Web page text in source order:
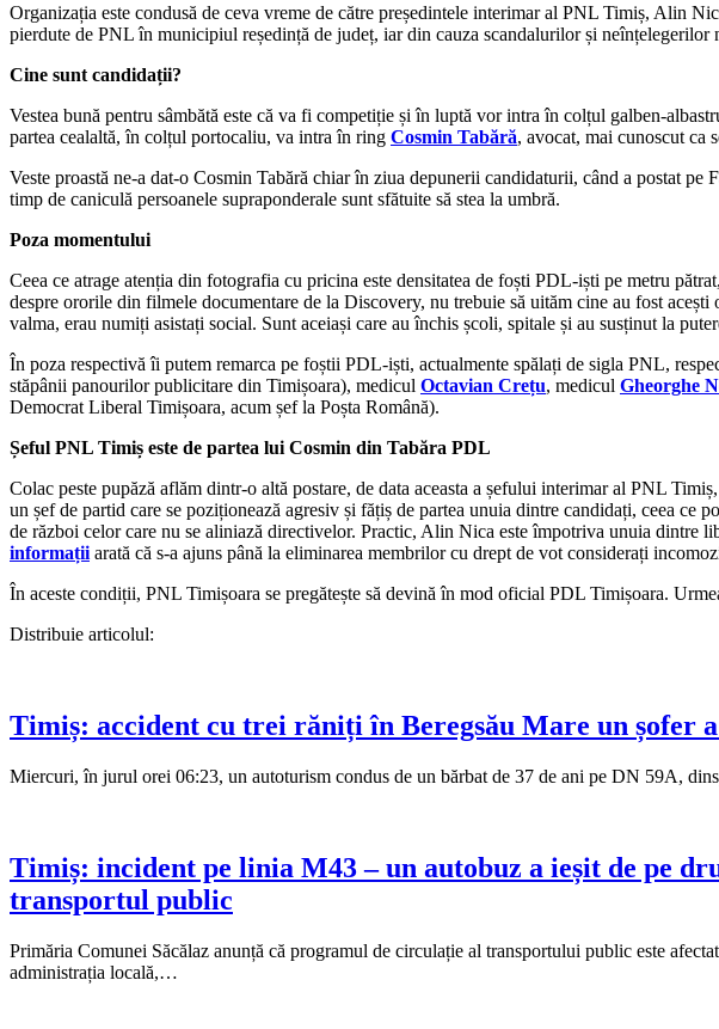
Organizația este condusă de ceva vreme de către președintele interimar al PNL Timiș, Alin
pierdute de PNL în municipiul reședință de județ, iar din cauza scandalurilor și
Cine sunt candidații?
Vestea bună pentru sâmbătă este că va fi competiție și în luptă vor intra în colțul galben-
partea cealaltă, în colțul portocaliu, va intra în ring Cosmin Tabără, avocat, mai cunoscut
Veste proastă ne-a dat-o Cosmin Tabără chiar în ziua depunerii candidaturii, când a postat
timp de caniculă persoanele supraponderale sunt sfătuite să stea la umbră.
Poza momentului
Ceea ce atrage atenția din fotografia cu pricina este densitatea de foști PDL-iști pe metru
despre ororile din filmele documentare de la Discovery, nu trebuie să uităm cine au fost
valma, erau numiți asistați social. Sunt aceiași care au închis școli, spitale și au susținut la
În poza respectivă îi putem remarca pe foștii PDL-iști, actualmente spălați de sigla PNL,
stăpânii panourilor publicitare din Timișoara), medicul Octavian Crețu, medicul Gheorghe
Democrat Liberal Timișoara, acum șef la Poșta Română).
Șeful PNL Timiș este de partea lui Cosmin din Tabăra PDL
Colac peste pupăză aflăm dintr-o altă postare, de data aceasta a șefului interimar al PNL
un șef de partid care se poziționează agresiv și fățiș de partea unuia dintre candidați, ceea
de război celor care nu se aliniază directivelor. Practic, Alin Nica este împotriva unuia dintre
informații arată că s-a ajuns până la eliminarea membrilor cu drept de vot considerați
În aceste condiții, PNL Timișoara se pregătește să devină în mod oficial PDL Timișoara.
Distribuie articolul:
Timiș: accident cu trei răniți în Beregsău Mare un șofer
Miercuri, în jurul orei 06:23, un autoturism condus de un bărbat de 37 de ani pe DN 59A,
Timiș: incident pe linia M43 – un autobuz a ieșit de pe
transportul public
Primăria Comunei Săcălaz anunță că programul de circulație al transportului public este
administrația locală,…